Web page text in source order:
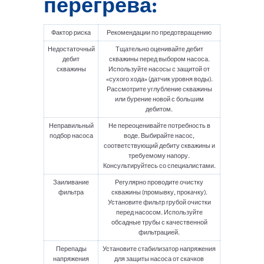
Фактор риска
Рекомендации по предотвращению
Недостаточный
дебит
скважины
Тщательно оценивайте дебит
скважины перед выбором насоса.
Используйте насосы с защитой от
«сухого хода» (датчик уровня воды).
Рассмотрите углубление скважины
или бурение новой с большим
дебитом.
Неправильный
подбор насоса
Не переоценивайте потребность в
воде. Выбирайте насос,
соответствующий дебиту скважины и
требуемому напору.
Консультируйтесь со специалистами.
Заиливание
фильтра
Регулярно проводите очистку
скважины (промывку, прокачку).
Установите фильтр грубой очистки
перед насосом. Используйте
обсадные трубы с качественной
фильтрацией.
Перепады
напряжения
Установите стабилизатор напряжения
для защиты насоса от скачков